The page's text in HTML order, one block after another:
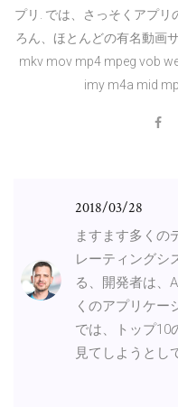
プリ. では、さっそくアプ
ろん、ほとんどの有名動画
mkv mov mp4 mpeg vob
imy m4a mid
2018/03/28
ますます多くの
レーティングシ
る、開発者は、
くのアプリケー
では、トップ10
見てしようとし